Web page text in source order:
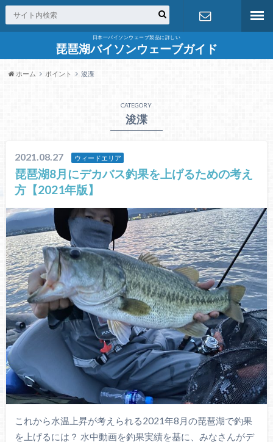
日本一バイソンウェーブ製品に詳しい
琵琶湖バイソンウェーブガイド
お問合せ
ホーム ポイント 浚渫
CATEGORY
浚渫
2021.08.27 ウィードエリア
琵琶湖8月にデカバス釣果を上げるための考え
方【2021年版】
これから水温上昇が考えられる2021年8月の琵琶湖で釣果
を上げるには？ 水中動画を釣果実績を基に、みなさんがデ